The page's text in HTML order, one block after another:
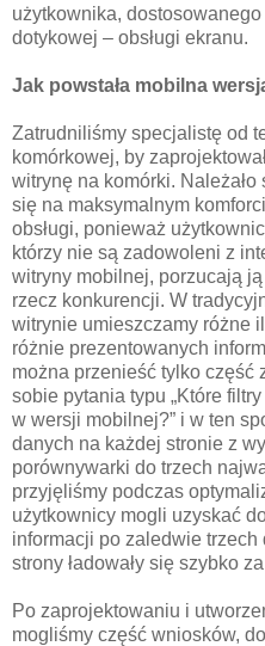
użytkownika,
dotykowej – obsługi ekranu.
Jak powstała mobilna
Zatrudniliśmy specjalistę od
komórkowej, by
witrynę na komórki. Należało
się na maksymalnym
obsługi, ponieważ
którzy nie są zadowoleni z
witryny mobilnej, porzucają ją
rzecz konkurencji. W
witrynie umieszczamy różne
różnie prezentowanych
można przenieść tylko część
sobie pytania typu „Które
w wersji mobilnej?” i w ten
danych na każdej stronie z
porównywarki do trzech
przyjęliśmy podczas
użytkownicy mogli uzyskać
informacji po zaledwie
strony ładowały się szybko
Po zaprojektowaniu i
mogliśmy część wniosków,